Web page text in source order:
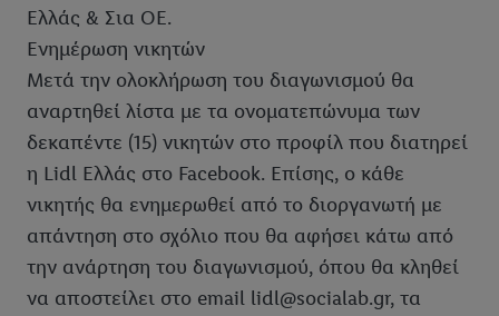
Ελλάς & Σια ΟΕ.
Ενημέρωση νικητών
Μετά την ολοκλήρωση του διαγωνισμού θα
αναρτηθεί λίστα με τα ονοματεπώνυμα των
δεκαπέντε (15) νικητών στο προφίλ που διατηρεί
η Lidl Ελλάς στο Facebook. Επίσης, ο κάθε
νικητής θα ενημερωθεί από το διοργανωτή με
απάντηση στο σχόλιο που θα αφήσει κάτω από
την ανάρτηση του διαγωνισμού, όπου θα κληθεί
να αποστείλει στο email lidl@socialab.gr, τα